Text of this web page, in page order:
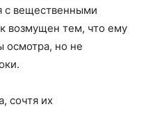
с вещественными
возмущен тем, что ему
осмотра, но не
сочтя их